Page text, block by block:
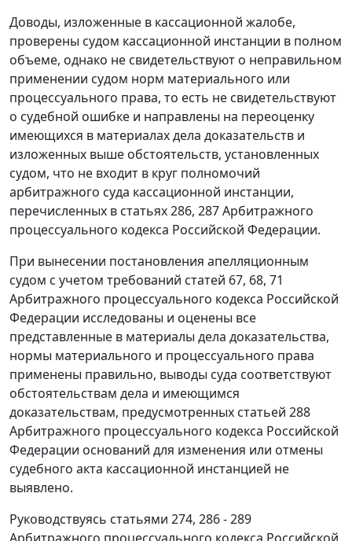
Доводы, изложенные в кассационной жалобе,
проверены судом кассационной инстанции в полном
объеме, однако не свидетельствуют о неправильном
применении судом норм материального или
процессуального права, то есть не свидетельствуют
о судебной ошибке и направлены на переоценку
имеющихся в материалах дела доказательств и
изложенных выше обстоятельств, установленных
судом, что не входит в круг полномочий
арбитражного суда кассационной инстанции,
перечисленных в статьях 286, 287Арбитражного
процессуального кодекса Российской Федерации.
При вынесении постановления апелляционным
судом с учетом требований статей 67, 68, 71
Арбитражного процессуального кодекса Российской
Федерации исследованы и оценены все
представленные в материалы дела доказательства,
нормы материального и процессуального права
применены правильно, выводы суда соответствуют
обстоятельствам дела и имеющимся
доказательствам, предусмотренных статьей 288
Арбитражного процессуального кодекса Российской
Федерации оснований для изменения или отмены
судебного акта кассационной инстанцией не
выявлено.
Руководствуясь статьями 274, 286 - 289